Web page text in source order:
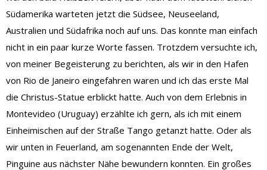
Südamerika warteten jetzt die Südsee, Neuseeland,
Australien und Südafrika noch auf uns. Das konnte man einfach
nicht in ein paar kurze Worte fassen. Trotzdem versuchte ich,
von meiner Begeisterung zu berichten, als wir in den Hafen
von Rio de Janeiro eingefahren waren und ich das erste Mal
die Christus-Statue erblickt hatte. Auch von dem Erlebnis in
Montevideo (Uruguay) erzählte ich gern, als ich mit einem
Einheimischen auf der Straße Tango getanzt hatte. Oder als
wir unten in Feuerland, am sogenannten Ende der Welt,
Pinguine aus nächster Nähe bewundern konnten. Ein großes